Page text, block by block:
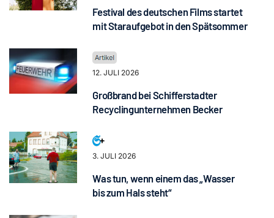
Festival des deutschen Films startet
mit Staraufgebot in den Spätsommer
12. JULI 2026
Großbrand bei Schifferstadter
Recyclingunternehmen Becker
3. JULI 2026
Was tun, wenn einem das „Wasser
bis zum Hals steht“